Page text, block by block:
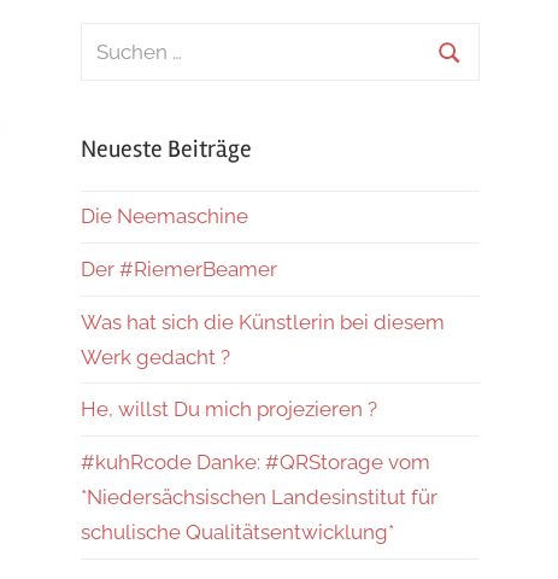
Suchen
Neueste Beiträge
Die Neemaschine
Der #RiemerBeamer
Was hat sich die Künstlerin bei diesem
Werk gedacht ?
He, willst Du mich projezieren ?
#kuhRcode Danke: #QRStorage vom
*Niedersächsischen Landesinstitut für
schulische Qualitätsentwicklung*